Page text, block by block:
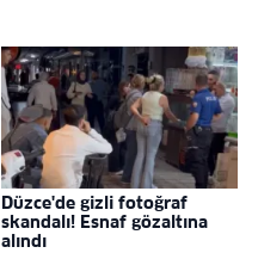
Düzce'de gizli fotoğraf
skandalı! Esnaf gözaltına
alındı